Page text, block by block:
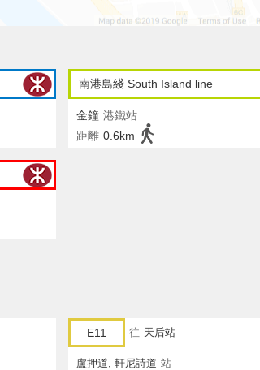
南港島綫 South Island line
金鐘 港鐵站
距離 0.6km
E11 往 天后站
盧押道, 軒尼詩道 站